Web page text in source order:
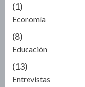
(1)
Economía
(8)
Educación
(13)
Entrevistas